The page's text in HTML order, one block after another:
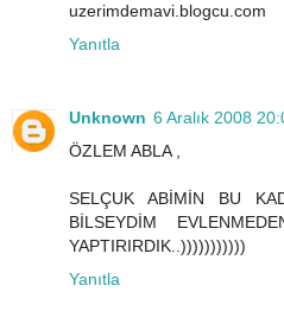
uzerimdemavi.blogcu.com
Yanıtla
Unknown 6 Aralık 2008
ÖZLEM ABLA ,
SELÇUK ABİMİN BU
BİLSEYDİM
YAPTIRIRDIK..)))))))))))
Yanıtla